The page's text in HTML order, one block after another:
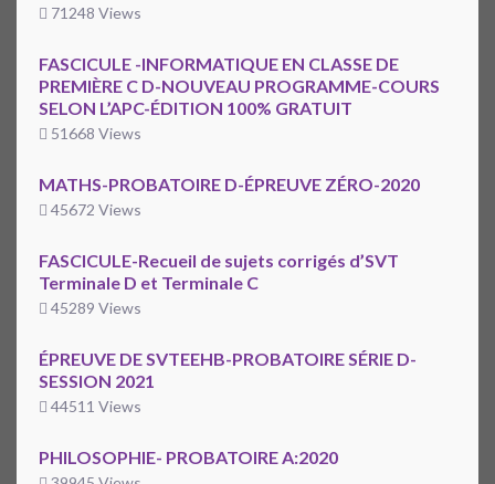
71248 Views
FASCICULE -INFORMATIQUE EN CLASSE DE
PREMIÈRE C D-NOUVEAU PROGRAMME-COURS
SELON L’APC-ÉDITION 100% GRATUIT
51668 Views
MATHS-PROBATOIRE D-ÉPREUVE ZÉRO-2020
45672 Views
FASCICULE-Recueil de sujets corrigés d’SVT
Terminale D et Terminale C
45289 Views
ÉPREUVE DE SVTEEHB-PROBATOIRE SÉRIE D-
SESSION 2021
44511 Views
PHILOSOPHIE- PROBATOIRE A:2020